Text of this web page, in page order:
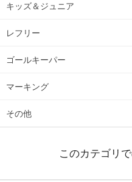
キッズ＆ジュニア
レフリー
ゴールキーパー
マーキング
その他